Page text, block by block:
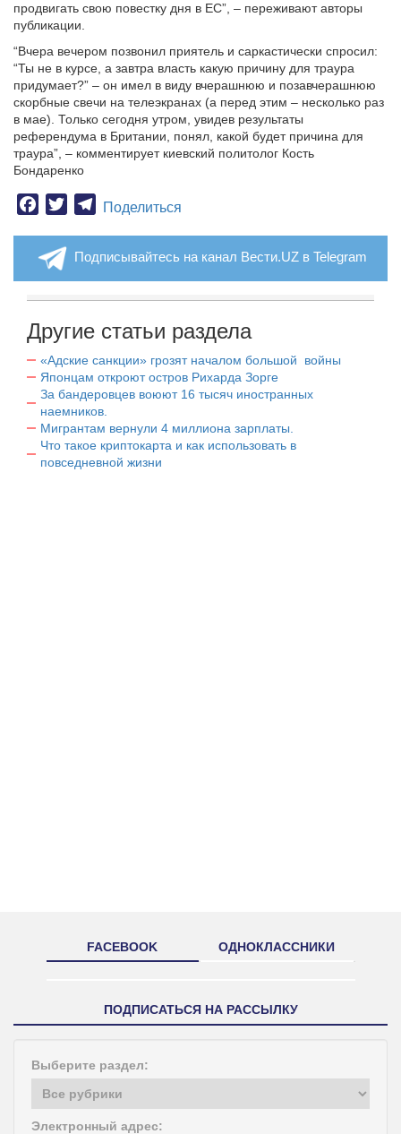
продвигать свою повестку дня в ЕС”, – переживают авторы
публикации.
“Вчера вечером позвонил приятель и саркастически спросил:
“Ты не в курсе, а завтра власть какую причину для траура
придумает?” – он имел в виду вчерашнюю и позавчерашнюю
скорбные свечи на телеэкранах (а перед этим – несколько раз
в мае). Только сегодня утром, увидев результаты
референдума в Британии, понял, какой будет причина для
траура”, – комментирует киевский политолог Кость
Бондаренко
Facebook
TwitterTelegram
Поделиться
Подписывайтесь на канал Вести.UZ в Telegram
Другие статьи раздела
«Адские санкции» грозят началом большой войны
Японцам откроют остров Рихарда Зорге
За бандеровцев воюют 16 тысяч иностранных
наемников.
Мигрантам вернули 4 миллиона зарплаты.
Что такое криптокарта и как использовать в
повседневной жизни
FACEBOOK ОДНОКЛАССНИКИ
ПОДПИСАТЬСЯ НА РАССЫЛКУ
Выберите раздел:
Электронный адрес: